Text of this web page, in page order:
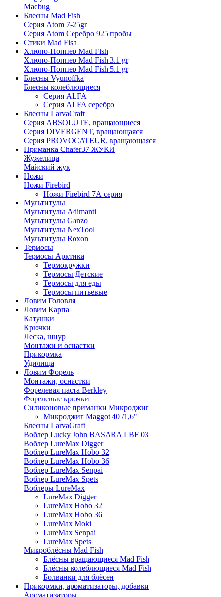
Madbug
Блесны Mad Fish
Серия Atom 7-25gr
Серия Atom Серебро 925 пробы
Стики Mad Fish
Хлюпо-Поппер Mad Fish
Хлюпо-Поппер Mad Fish 3.1 gr
Хлюпо-Поппер Mad Fish 5.1 gr
Блесны Vyunoffka
Блесны колеблющиеся
Серия ALFA
Серия ALFA серебро
Блесны LarvaCraft
Серия ABSOLUTE, вращающиеся
Серия DIVERGENT, вращающаяся
Серия PROVOCATEUR. вращающаяся
Приманка Chafer37 ЖУКИ
Жужелица
Майский жук
Ножи
Ножи Firebird
Ножи Firebird 7А серия
Мультитулы
Мультитулы Adimanti
Мультитулы Ganzo
Мультитулы NexTool
Мультитулы Roxon
Термосы
Термосы Арктика
Термокружки
Термосы Детские
Термосы для еды
Термосы питьевые
Ловим Головля
Ловим Карпа
Катушки
Крючки
Леска, шнур
Монтажи и оснастки
Прикормка
Удилища
Ловим Форель
Монтажи, оснастки
Форелевая паста Berkley
Форелевые крючки
Силиконовые приманки Микроджиг
Микроджиг Maggot 40 /1,6"
Блесны LarvaGraft
Воблер Lucky John BASARA LBF 03
Воблер LureMax Digger
Воблер LureMax Hobo 32
Воблер LureMax Hobo 36
Воблер LureMax Senpai
Воблер LureMax Spets
Воблеры LureMax
LureMax Digger
LureMax Hobo 32
LureMax Hobo 36
LureMax Moki
LureMax Senpai
LureMax Spets
Микроблёсны Mad Fish
Блёсны вращающиеся Mad Fish
Блёсны колеблющиеся Mad Fish
Болванки для блёсен
Прикормки, ароматизаторы, добавки
Ароматизаторы